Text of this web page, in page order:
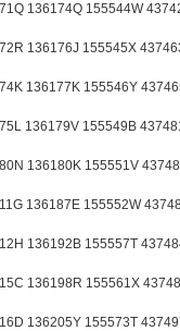
136174Q 155544W
136176J 155545X
136177K 155546Y
136179V 155549B
136180K 155551V
136187E 155552W
136192B 155557T
136198R 155561X
136205Y 155573T